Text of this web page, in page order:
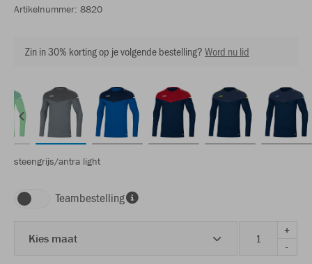
Artikelnummer: 8820
Zin in 30% korting op je volgende bestelling?Word nu lid
steengrijs/antra light
Teambestelling
Kies maat
+
-